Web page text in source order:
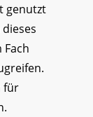
genutzt
für